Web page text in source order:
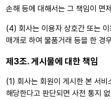
손해 등에 대해서는 그 책임이 면
(4) 회사는 이용자 상호간 또는
매개로 하여 물품거래 등을 한 경
제3조. 게시물에 대한 책임
(1) 회사는 회원이 게시한 본 서
해당한다고 판단되면 사전 통지